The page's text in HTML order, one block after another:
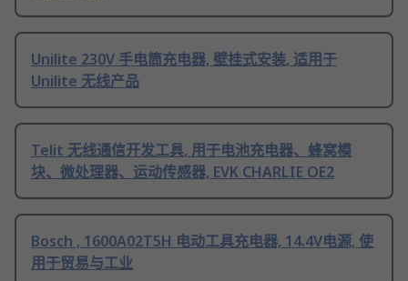
Unilite 230V 手电筒充电器, 壁挂式安装, 适用于
Unilite 无线产品
Telit 无线通信开发工具, 用于电池充电器、蜂窝模
块、微处理器、运动传感器, EVK CHARLIE OE2
Bosch , 1600A02T5H 电动工具充电器, 14.4V电源, 使
用于贸易与工业